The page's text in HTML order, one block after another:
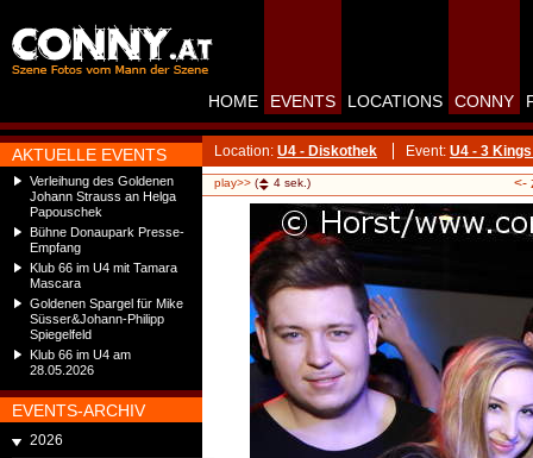
AKTUELLE EVENTS
Verleihung des Goldenen
Johann Strauss an Helga
Papouschek
Bühne Donaupark Presse-
Empfang
Klub 66 im U4 mit Tamara
Mascara
Goldenen Spargel für Mike
Süsser&Johann-Philipp
Spiegelfeld
Klub 66 im U4 am
28.05.2026
EVENTS-ARCHIV
2026
HOME EVENTS LOCATIONS CONNY
Location: U4 - Diskothek Event: U4 - 3
play>> ( 4 sek.) <-